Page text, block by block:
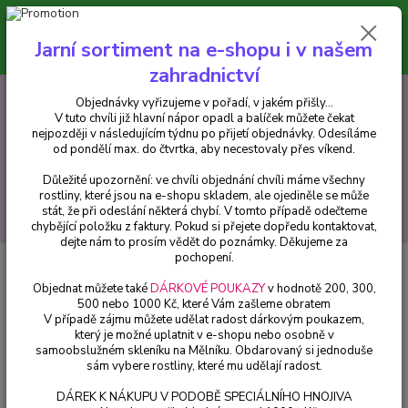
Minimální hodnota pro odeslání z e-shopu je 300 Kč.
V tuto chvíli již hlavní nápor objednávek opadl a balíček můžete čekat
nejpozději v následujícím týdnu po přijetí objednávky. Objednávky
vyřizujeme v pořadí, v jakém přišly...
Menu
CZK
Hledat
+420 602 223 614
Jollies Macon 1142 F
Jollies Macon 1142 F
Jarní sortiment na e-shopu i v našem
zahradnictví
Objednávky vyřizujeme v pořadí, v jakém přišly...
V tuto chvíli již hlavní nápor opadl a balíček můžete čekat
nejpozději v následujícím týdnu po přijetí objednávky. Odesíláme
od pondělí max. do čtvrtka, aby necestovaly přes víkend.
Důležité upozornění: ve chvíli objednání chvíli máme všechny
rostliny, které jsou na e-shopu skladem, ale ojediněle se může
stát, že při odeslání některá chybí. V tomto případě odečteme
chybějící položku z faktury. Pokud si přejete dopředu kontaktovat,
dejte nám to prosím vědět do poznámky. Děkujeme za
pochopení.
Objednat můžete takéDÁRKOVÉ POUKAZYv hodnotě 200, 300,
500 nebo 1000 Kč, které Vám zašleme obratem
V případě zájmu můžete udělat radost dárkovým poukazem,
který je možné uplatnit v e-shopu nebo osobně v
samoobslužném skleníku na Mělníku. Obdarovaný si jednoduše
sám vybere rostliny, které mu udělají radost.
DÁREK K NÁKUPU V PODOBĚ SPECIÁLNÍHO HNOJIVA